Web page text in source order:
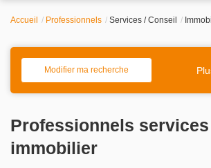
Location
Agence
Accueil Professionnels Services / Conseil
Modifier ma recherche
Professionnels
immobilier